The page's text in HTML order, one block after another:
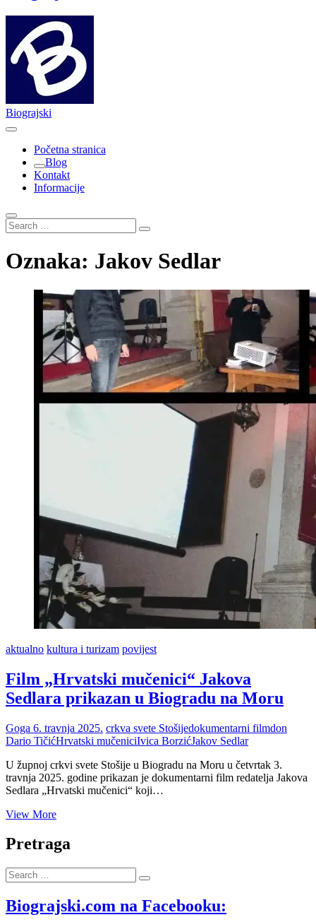
Biograjski
Početna stranica
Blog
Kontakt
Informacije
Search
…
Oznaka: Jakov Sedlar
aktualno kultura i turizam povijest
Film „Hrvatski mučenici“ Jakova
Sedlara prikazan u Biogradu na Moru
Goga 6. travnja 2025. crkva svete Stošijedokumentarni filmdon
Dario TičićHrvatski mučeniciIvica BorzićJakov Sedlar
U župnoj crkvi svete Stošije u Biogradu na Moru u četvrtak 3.
travnja 2025. godine prikazan je dokumentarni film redatelja Jakova
Sedlara „Hrvatski mučenici“ koji…
View MoreFilm
mučenici“
Jakova
Biogradu
na
Pretraga
Search
…
Biograjski.com na Facebooku: